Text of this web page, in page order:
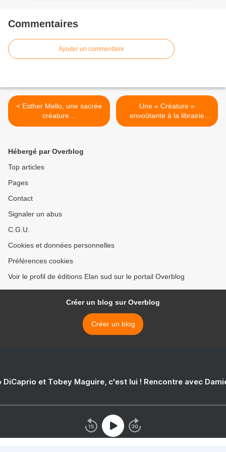
Commentaires
Ajouter un commentaire
< Esther Mello, une sacrée
créature…
Une « Créature »
envoûtante à la librairie
Elan Sud >
Hébergé par Overblog
Top articles
Pages
Contact
Signaler un abus
C.G.U.
Cookies et données personnelles
Préférences cookies
Voir le profil de éditions Elan sud sur le portail Overblog
Créer un blog sur Overblog
Créer un blog
DiCaprio et Tobey Maguire, c'est lui ! Rencontre avec